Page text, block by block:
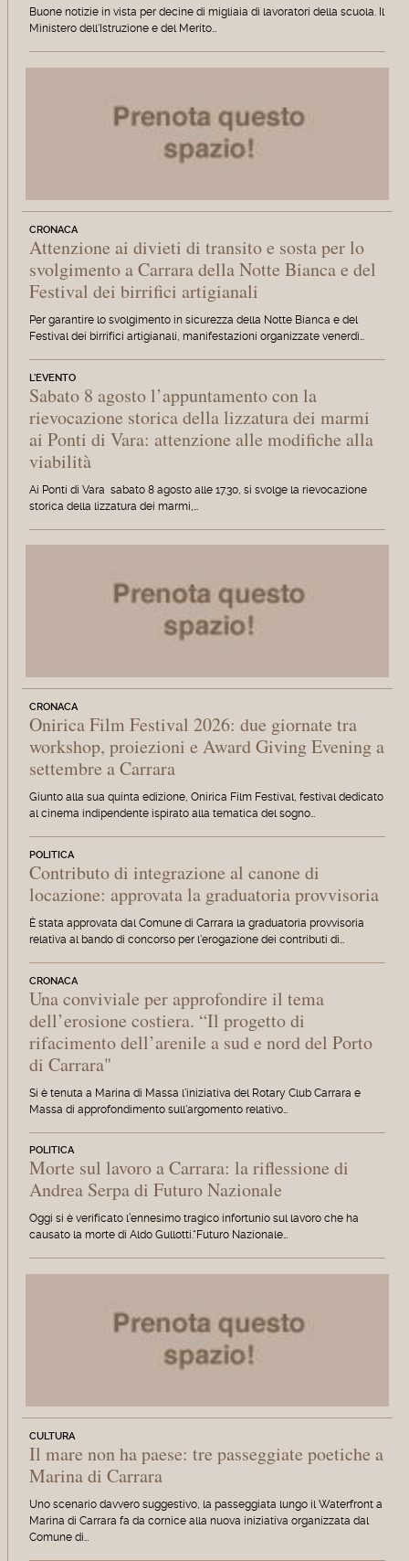
Buone notizie in vista per decine di migliaia di lavoratori della scuola. Il
Ministero dell'Istruzione e del Merito…
CRONACA
Attenzione ai divieti di transito e sosta per lo
svolgimento a Carrara della Notte Bianca e del
Festival dei birrifici artigianali
Per garantire lo svolgimento in sicurezza della Notte Bianca e del
Festival dei birrifici artigianali, manifestazioni organizzate venerdì…
L'EVENTO
Sabato 8 agosto l’appuntamento con la
rievocazione storica della lizzatura dei marmi
ai Ponti di Vara: attenzione alle modifiche alla
viabilità
Ai Ponti di Vara sabato 8 agosto alle 17.30, si svolge la rievocazione
storica della lizzatura dei marmi,…
CRONACA
Onirica Film Festival 2026: due giornate tra
workshop, proiezioni e Award Giving Evening a
settembre a Carrara
Giunto alla sua quinta edizione, Onirica Film Festival, festival dedicato
al cinema indipendente ispirato alla tematica del sogno…
POLITICA
Contributo di integrazione al canone di
locazione: approvata la graduatoria provvisoria
È stata approvata dal Comune di Carrara la graduatoria provvisoria
relativa al bando di concorso per l'erogazione dei contributi di…
CRONACA
Una conviviale per approfondire il tema
dell’erosione costiera. “Il progetto di
rifacimento dell’arenile a sud e nord del Porto
di Carrara"
Si è tenuta a Marina di Massa l'iniziativa del Rotary Club Carrara e
Massa di approfondimento sull'argomento relativo…
POLITICA
Morte sul lavoro a Carrara: la riflessione di
Andrea Serpa di Futuro Nazionale
Oggi si è verificato l’ennesimo tragico infortunio sul lavoro che ha
causato la morte di Aldo Gullotti.“Futuro Nazionale…
CULTURA
Il mare non ha paese: tre passeggiate poetiche a
Marina di Carrara
Uno scenario davvero suggestivo, la passeggiata lungo il Waterfront a
Marina di Carrara fa da cornice alla nuova iniziativa organizzata dal
Comune di…